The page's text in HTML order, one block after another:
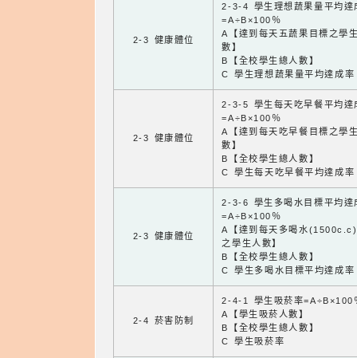
2-3 健康體位
2-3-4 學生理想蔬果量平均達
=A÷B×100％
A【達到每天五蔬果目標之學
數】
B【全校學生總人數】
C 學生理想蔬果量平均達成率
2-3 健康體位
2-3-5 學生每天吃早餐平均達
=A÷B×100％
A【達到每天吃早餐目標之學
數】
B【全校學生總人數】
C 學生每天吃早餐平均達成率
2-3 健康體位
2-3-6 學生多喝水目標平均達
=A÷B×100％
A【達到每天多喝水
之學生人數】
B【全校學生總人數】
C 學生多喝水目標平均達成率
2-4 菸害防制
2-4-1 學生吸菸率=A÷B×100
A【學生吸菸人數】
B【全校學生總人數】
C 學生吸菸率